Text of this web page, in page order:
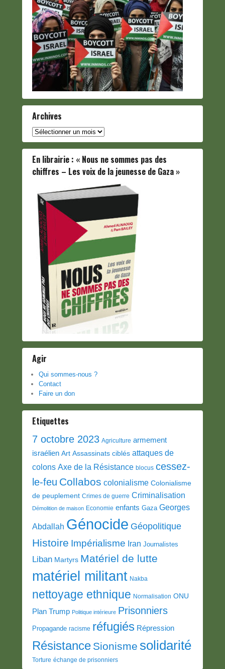
Archives
Archives
En librairie : « Nous ne sommes pas des
chiffres – Les voix de la jeunesse de Gaza »
Agir
Qui sommes-nous ?
Contact
Faire un don
Etiquettes
7 octobre 2023 Agriculture armement
israélien Art Assassinats ciblés attaques de
colons Axe de la Résistance blocus cessez-
le-feu Collabos colonialisme Colonialisme
de peuplement Crimes de guerre Criminalisation
Démolition de maison Economie enfants Gaza Georges
Abdallah Génocide Géopolitique
Histoire Impérialisme Iran Journalistes
Liban Martyrs Matériel de lutte
matériel militant Nakba
nettoyage ethnique Normalisation ONU
Plan Trump Politique intérieure Prisonniers
Propagande racisme réfugiés Répression
Résistance Sionisme solidarité
Torture échange de prisonniers